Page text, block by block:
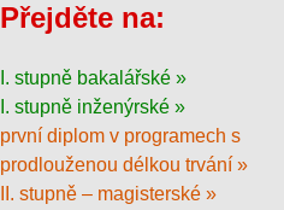
Přejděte na:
I. stupně bakalářské »
I. stupně inženýrské »
první diplom v programech s
prodlouženou délkou trvání »
II. stupně – magisterské »